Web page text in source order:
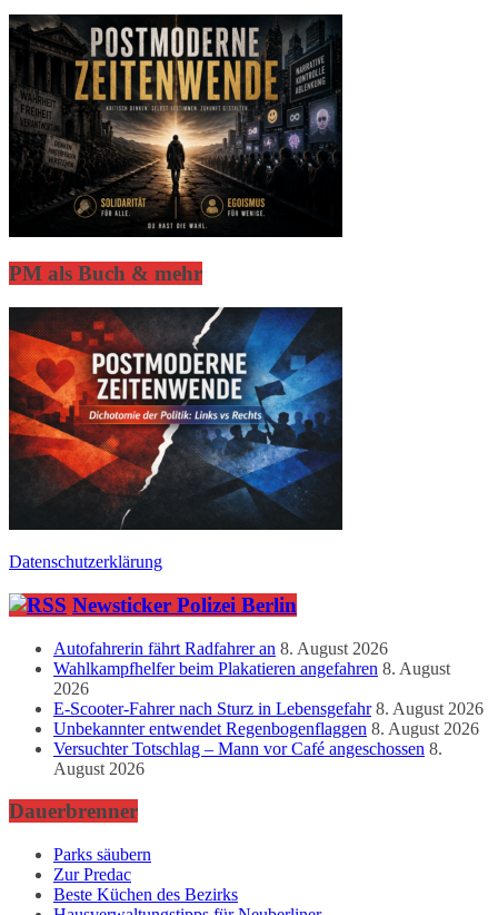
PM als Buch & mehr
Datenschutzerklärung
Newsticker Polizei Berlin
Autofahrerin fährt Radfahrer an 8. August 2026
Wahlkampfhelfer beim Plakatieren angefahren 8. August
2026
E-Scooter-Fahrer nach Sturz in Lebensgefahr 8. August 2026
Unbekannter entwendet Regenbogenflaggen 8. August 2026
Versuchter Totschlag – Mann vor Café angeschossen 8.
August 2026
Dauerbrenner
Parks säubern
Zur Predac
Beste Küchen des Bezirks